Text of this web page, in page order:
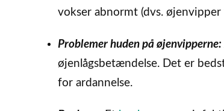
vokser abnormt (dvs.
Problemer huden på øjenvipperne:
øjenlågsbetændelse. Det er
for ardannelse.